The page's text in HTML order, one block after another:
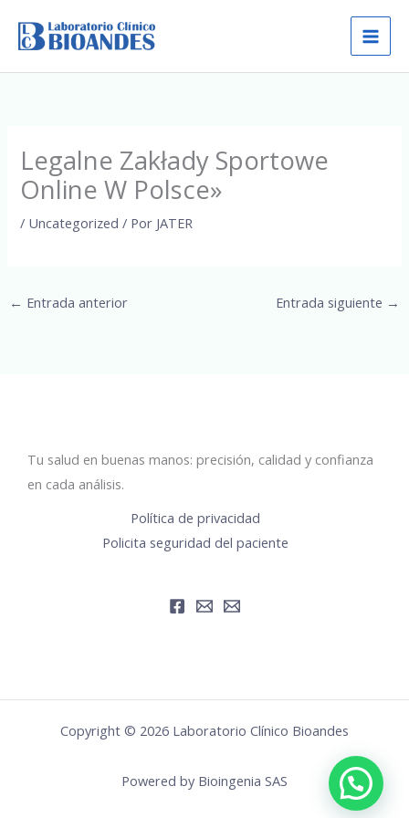
Legalne Zakłady Sportowe
Online W Polsce»
/ Uncategorized / Por JATER
← Entrada anterior Entrada siguiente →
Tu salud en buenas manos: precisión, calidad y confianza
en cada análisis.
Política de privacidad
Policita seguridad del paciente
Copyright © 2026 Laboratorio Clínico Bioandes
Powered by Bioingenia SAS